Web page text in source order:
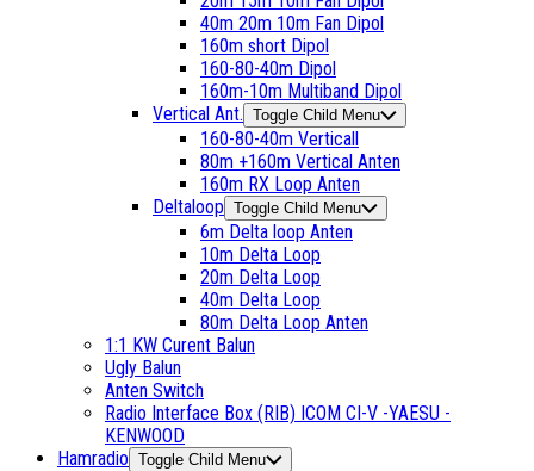
40m 20m 10m Fan Dipol
160m short Dipol
160-80-40m Dipol
160m-10m Multiband Dipol
Vertical Ant. Toggle Child Menu
160-80-40m Verticall
80m +160m Vertical Anten
160m RX Loop Anten
Deltaloop Toggle Child Menu
6m Delta loop Anten
10m Delta Loop
20m Delta Loop
40m Delta Loop
80m Delta Loop Anten
1:1 KW Curent Balun
Ugly Balun
Anten Switch
Radio Interface Box (RIB) ICOM CI-V -YAESU -
KENWOOD
Hamradio Toggle Child Menu